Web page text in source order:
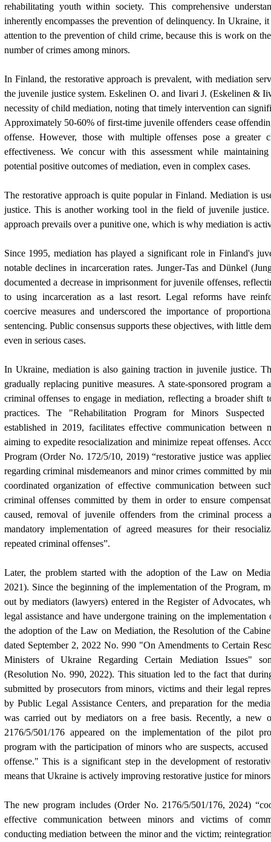
rehabilitating youth within society. This comprehensive
inherently encompasses the prevention of delinquency.In Ukraine, it
attention to the prevention of child crime, because this is work on
number of crimes among minors.
In Finland, the restorative approach is prevalent, with mediation
the juvenile justice system. Eskelinen O. and Iivari J. (Eskelinen &
necessity of child mediation, noting that timely intervention can
Approximately 50-60% of first-time juvenile offenders cease
offense. However, those with multiple offenses pose a greater
effectiveness. We concur with this assessment while
potential positive outcomes of mediation, even in complex cases.
The restorative approach is quite popular in Finland. Mediation is
justice. This is another working tool in the field of juvenile
approach prevails over a punitive one, which is why mediation is
Since 1995, mediation has played a significant role in Finland's
notable declines in incarceration rates. Junger-Tas and Dünkel (
documented a decrease in imprisonment for juvenile offenses,
to using incarceration as a last resort. Legal reforms have
coercive measures and underscored the importance of
sentencing. Public consensus supports these objectives, with little
even in serious cases.
In Ukraine, mediation is also gaining traction in juvenile justice.
gradually replacing punitive measures. A state-sponsored program
criminal offenses to engage in mediation, reflecting a broader shift
practices. The "Rehabilitation Program for Minors
established in 2019, facilitates effective communication between
aiming to expedite resocialization and minimize repeat offenses.
Program (Order No. 172/5/10, 2019) “restorative justice was
regarding criminal misdemeanors and minor crimes committed by
coordinated organization of effective communication between
criminal offenses committed by them in order to ensure
caused, removal of juvenile offenders from the criminal process
mandatory implementation of agreed measures for their
repeated criminal offenses”.
Later, the problem started with the adoption of the Law on
2021). Since the beginning of the implementation of the Program,
out by mediators (lawyers) entered in the Register of Advocates,
legal assistance and have undergone training on the
the adoption of the Law on Mediation, the Resolution of the
dated September 2, 2022 No. 990 "On Amendments to Certain
Ministers of Ukraine Regarding Certain Mediation Issues"
(Resolution No. 990, 2022). This situation led to the fact that
submitted by prosecutors from minors, victims and their legal
by Public Legal Assistance Centers, and preparation for the
was carried out by mediators on a free basis. Recently, a new
2176/5/501/176 appeared on the implementation of the pilot
program with the participation of minors who are suspects,
offense." This is a significant step in the development of
means that Ukraine is actively improving restorative justice for
The new program includes(Order No. 2176/5/501/176, 2024)
effective communication between minors and victims of
conducting mediation between the minor and the victim;